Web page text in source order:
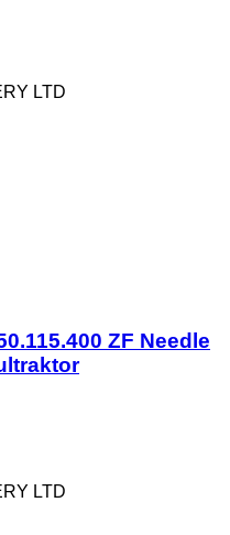
LTD
ZF Needle
LTD